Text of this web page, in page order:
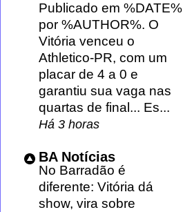
Publicado em %DATE%
por %AUTHOR%. O
Vitória venceu o
Athletico-PR, com um
placar de 4 a 0 e
garantiu sua vaga nas
quartas de final... Es...
Há 3 horas
BA Notícias
No Barradão é
diferente: Vitória dá
show, vira sobre